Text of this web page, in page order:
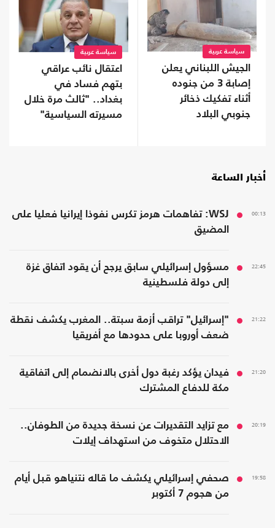
سياسة عربية
الجيش اللبناني يعلن
إصابة 3 من جنوده
أثناء تفكيك ذخائر
جنوبي البلاد
سياسة عربية
اعتقال نائب عراقي
بتهم فساد في
بغداد.. "ثالث مرة خلال
مسيرته السياسية"
أخبار الساعة
00:13
WSJ: تفاهمات هرمز تكرس نفوذا إيرانيا فعليا على
المضيق
22:45
مسؤول إسرائيلي سابق يرجح أن يقود اتفاق غزة
إلى دولة فلسطينية
21:22
"إسرائيل" تراقب أزمة سبتة.. المغرب يكشف نقطة
ضعف أوروبا على حدودها مع أفريقيا
21:20
فيدان يؤكد رغبة دول أخرى بالانضمام إلى اتفاقية
مكة للدفاع المشترك
20:19
مع تزايد التقديرات عن نسخة جديدة من الطوفان..
الاحتلال متخوف من استهداف إيلات
19:58
صحفي إسرائيلي يكشف ما قاله نتنياهو قبل أيام
من هجوم 7 أكتوبر